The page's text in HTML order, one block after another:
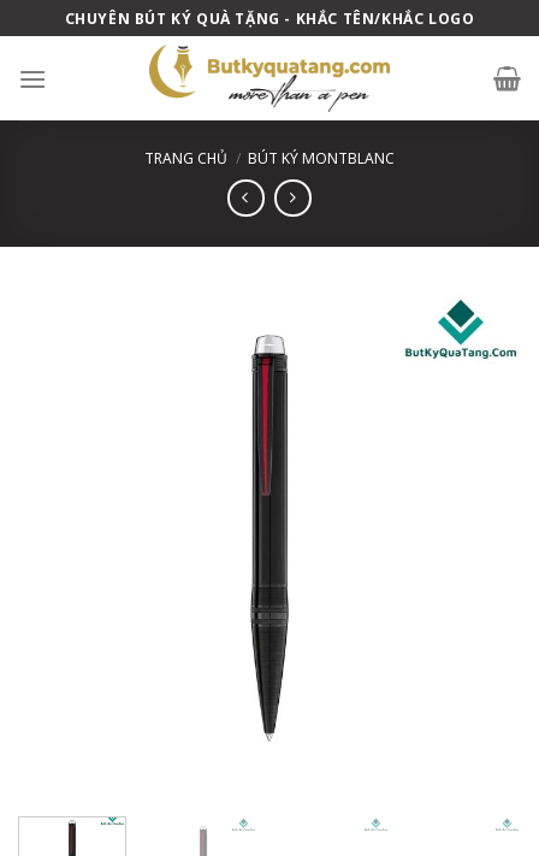
to
content
CHUYÊN BÚT KÝ QUÀ TẶNG - KHẮC TÊN/KHẮC LOGO
TRANG CHỦ / BÚT KÝ MONTBLANC